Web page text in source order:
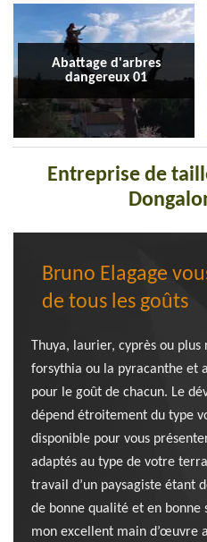
Abattage d'arbres
dangereux 01
Entreprise de
Bruno Elagage
de tous les goûts
Thuya, laurier, cyprès ou
forsythia ou la pyracanthe et
pour le goût de chacun. Le
dépend étroitement du type
disponible pour vous
adaptés au type de votre
travail d’un paysagiste étant
de bonne qualité et en bonne
mon excellent main d’œuvre